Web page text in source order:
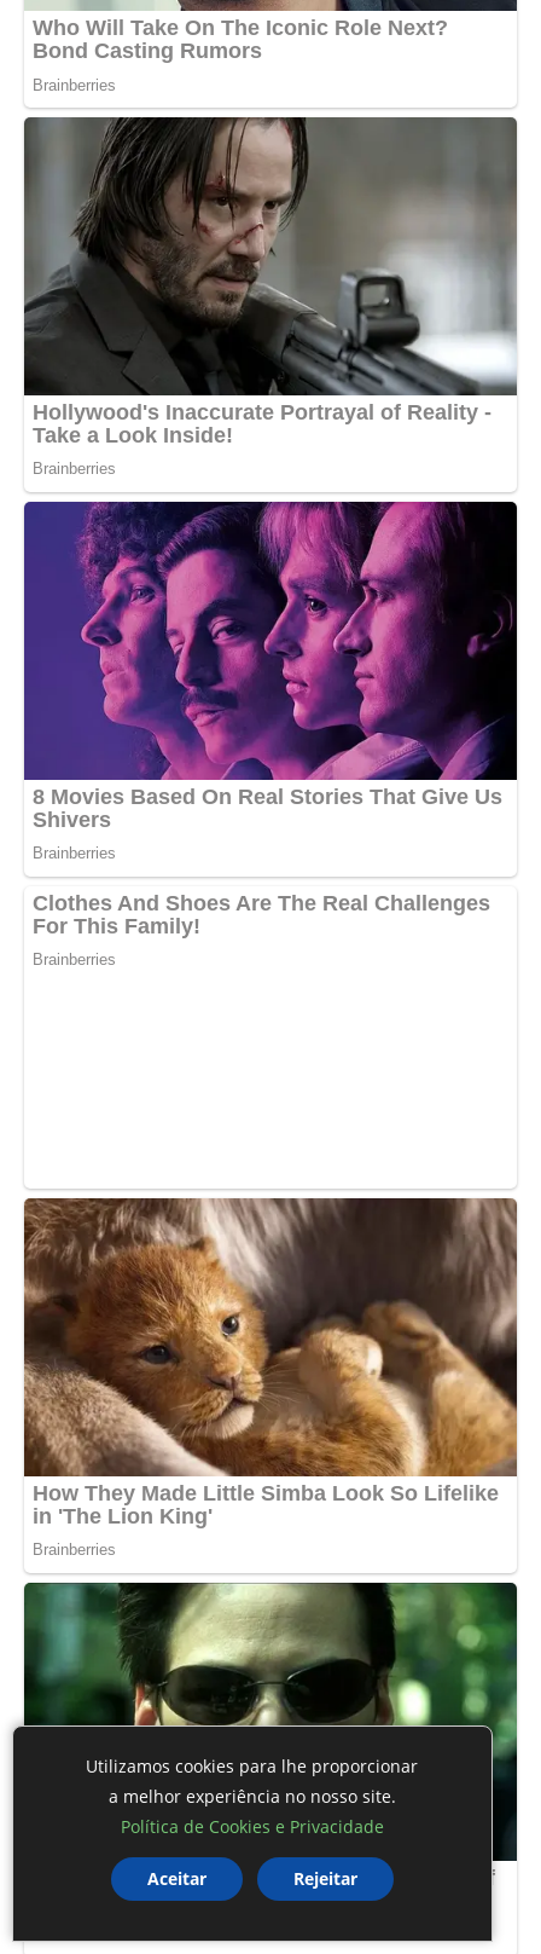
Utilizamos cookies para lhe proporcionar
a melhor experiência no nosso site.
Política de Cookies e Privacidade
Aceitar Rejeitar